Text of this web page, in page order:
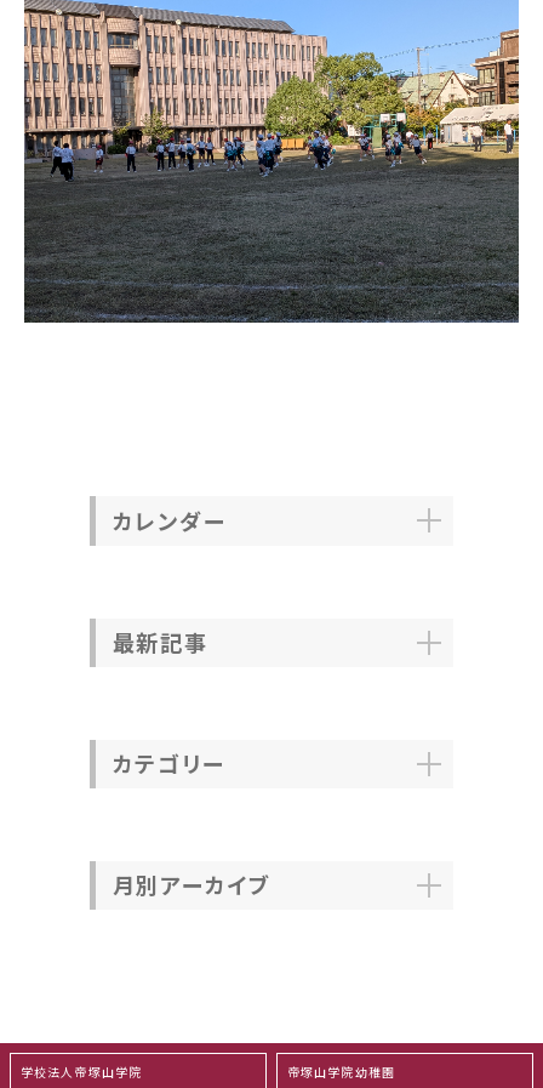
カレンダー
最新記事
カテゴリー
月別アーカイブ
学校法人帝塚山学院 帝塚山学院幼稚園